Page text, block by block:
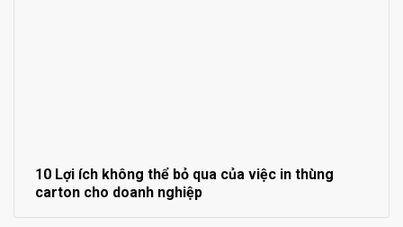
10 Lợi ích không thể bỏ qua của việc in thùng
carton cho doanh nghiệp